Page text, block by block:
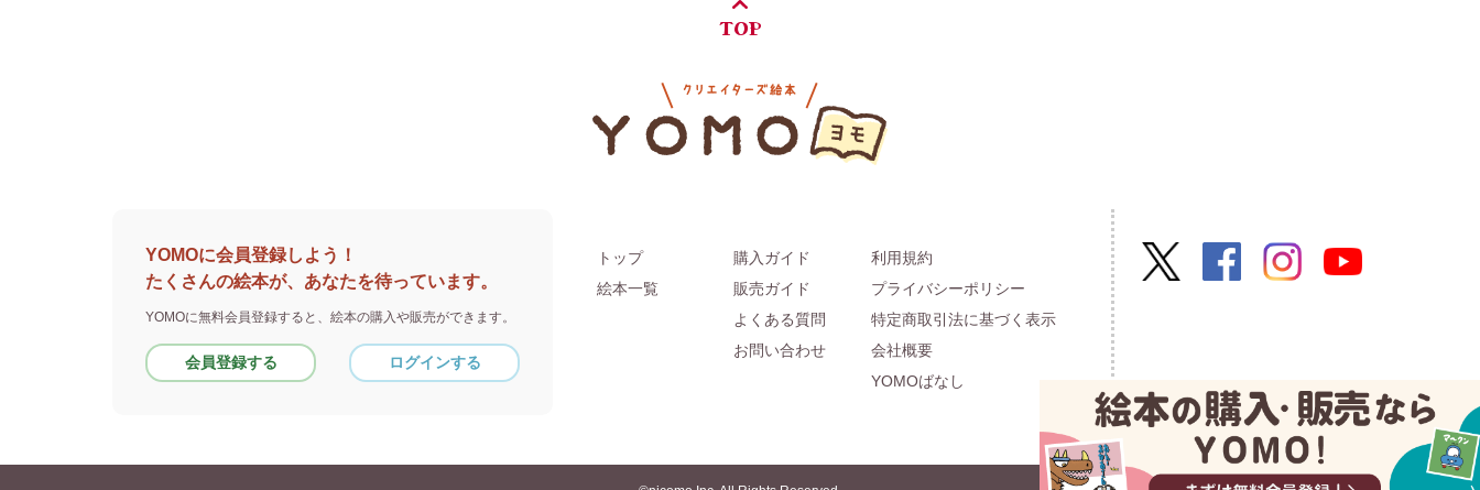
TOP
YOMOに会員登録しよう！
たくさんの絵本が、あなたを待っています。
YOMOに無料会員登録すると、 絵本の購入や販売ができます。
会員登録する ログインする
トップ
絵本一覧
購入ガイド
販売ガイド
よくある質問
お問い合わせ
利用規約
プライバシーポリシー
特定商取引法に基づく表示
会社概要
YOMOばなし